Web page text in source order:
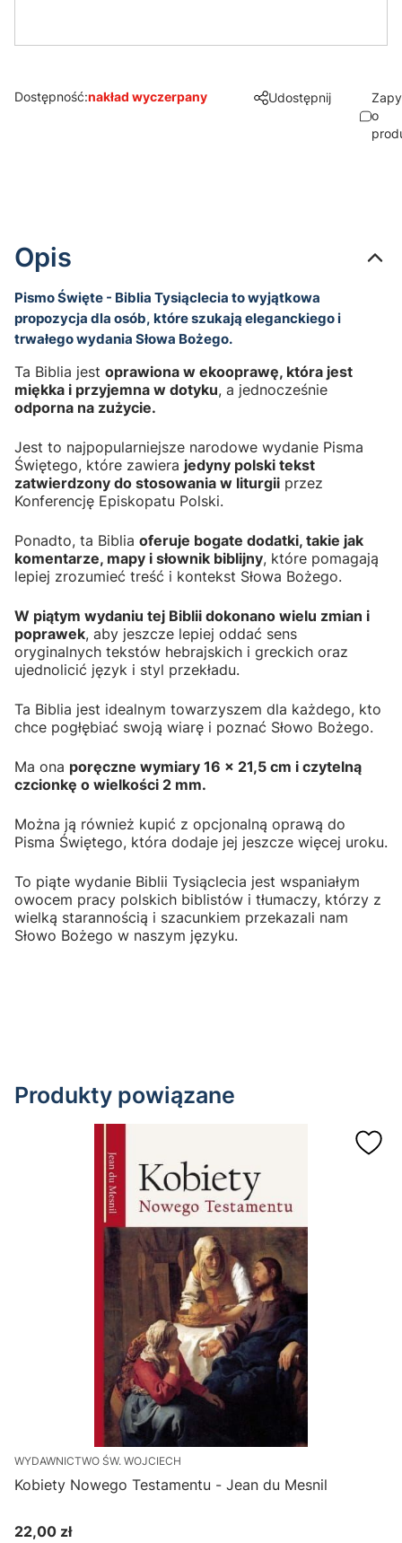
Dostępność:nakład wyczerpany Udostępnij
o
Opis
Pismo Święte - Biblia Tysiąclecia to wyjątkowa
propozycja dla osób, które szukają eleganckiego i
trwałego wydania Słowa Bożego.
Ta Biblia jest oprawiona w ekooprawę, która jest
miękka i przyjemna w dotyku, a jednocześnie
odporna na zużycie.
Jest to najpopularniejsze narodowe wydanie Pisma
Świętego, które zawiera jedyny polski tekst
zatwierdzony do stosowania w liturgii przez
Konferencję Episkopatu Polski.
Ponadto, ta Biblia oferuje bogate dodatki, takie jak
komentarze, mapy i słownik biblijny, które pomagają
lepiej zrozumieć treść i kontekst Słowa Bożego.
W piątym wydaniu tej Biblii dokonano wielu zmian i
poprawek, aby jeszcze lepiej oddać sens
oryginalnych tekstów hebrajskich i greckich oraz
ujednolicić język i styl przekładu.
Ta Biblia jest idealnym towarzyszem dla każdego, kto
chce pogłębiać swoją wiarę i poznać Słowo Bożego.
Ma ona poręczne wymiary 16 x 21,5 cm i czytelną
czcionkę o wielkości 2 mm.
Można ją również kupić z opcjonalną oprawą do
Pisma Świętego, która dodaje jej jeszcze więcej uroku.
To piąte wydanie Biblii Tysiąclecia jest wspaniałym
owocem pracy polskich biblistów i tłumaczy, którzy z
wielką starannością i szacunkiem przekazali nam
Słowo Bożego w naszym języku.
Produkty powiązane
WYDAWNICTWO ŚW. WOJCIECH
Kobiety Nowego Testamentu - Jean du Mesnil
Cena
22,00 zł